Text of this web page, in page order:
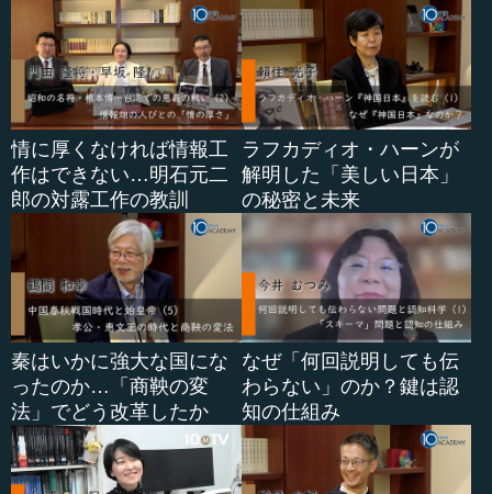
情に厚くなければ情報工
作はできない…明石元二
郎の対露工作の教訓
ラフカディオ・ハーンが
解明した「美しい日本」
の秘密と未来
秦はいかに強大な国にな
ったのか…「商鞅の変
法」でどう改革したか
なぜ「何回説明しても伝
わらない」のか？鍵は認
知の仕組み